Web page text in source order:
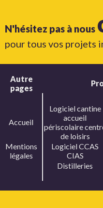
N'hésitez pas à nous
pour tous vos projets
Autre
pages
Accueil
Logiciel cantine
accueil
périscolaire
de loisirs
Mentions
légales
Logiciel CCAS
CIAS
Distilleries